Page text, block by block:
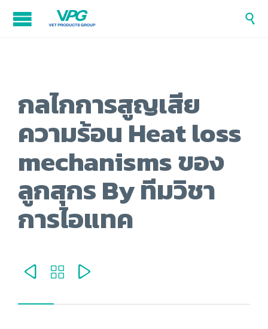

กลไกการสูญเสีย
ความร้อน Heat loss
mechanisms ของ
ลูกสุกร By ทีมวิชา
การไอแทค
  